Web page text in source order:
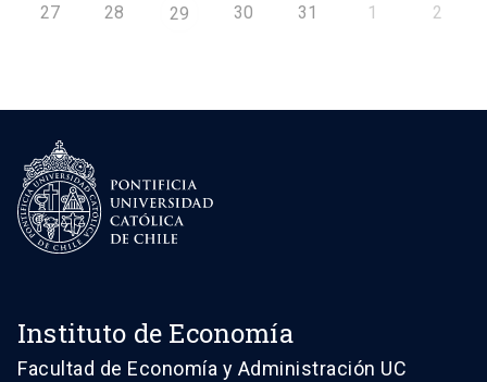
27 28 29 30 31 1 2
Instituto de Economía
Facultad de Economía y Administración UC